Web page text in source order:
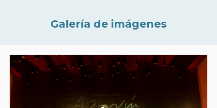
Galería de imágenes